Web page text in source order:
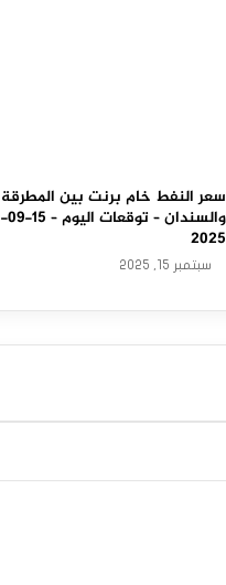
سعر النفط خام برنت بين المطرقة
والسندان – توقعات اليوم – 15-09-
2025
سبتمبر 15, 2025